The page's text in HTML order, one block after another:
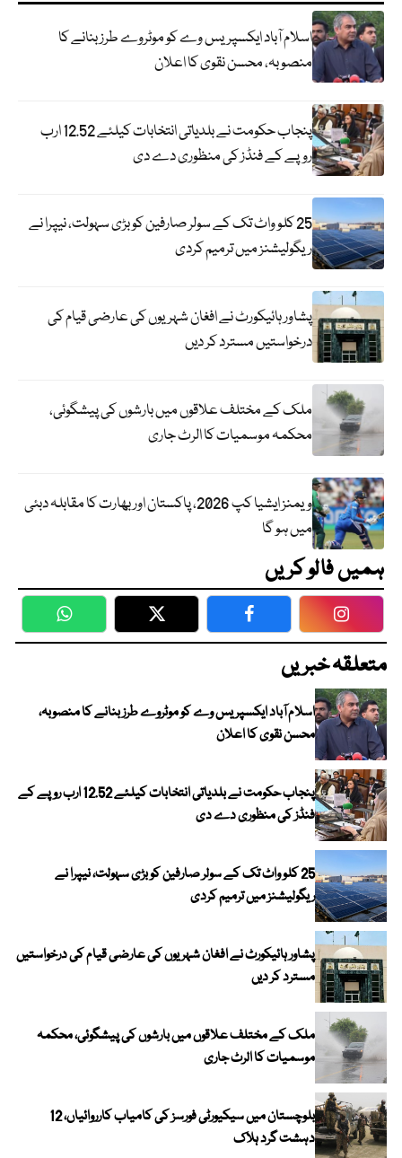
اسلام آباد ایکسپریس وے کو موٹروے طرز بنانے کا
منصوبہ، محسن نقوی کا اعلان
پنجاب حکومت نے بلدیاتی انتخابات کیلئے 12.52 ارب
روپے کے فنڈز کی منظوری دے دی
25 کلو واٹ تک کے سولر صارفین کو بڑی سہولت، نیپرا نے
ریگولیشنز میں ترمیم کردی
پشاور ہائیکورٹ نے افغان شہریوں کی عارضی قیام کی
درخواستیں مسترد کر دیں
ملک کے مختلف علاقوں میں بارشوں کی پیشگوئی،
محکمہ موسمیات کا الرٹ جاری
ویمنز ایشیا کپ 2026، پاکستان اور بھارت کا مقابلہ دبئی
میں ہو گا
ہمیں فالو کریں
WhatsApp Twitter Facebook
متعلقہ خبریں
اسلام آباد ایکسپریس وے کو موٹروے طرز بنانے کا منصوبہ،
محسن نقوی کا اعلان
پنجاب حکومت نے بلدیاتی انتخابات کیلئے 12.52 ارب روپے کے
فنڈز کی منظوری دے دی
25 کلو واٹ تک کے سولر صارفین کو بڑی سہولت، نیپرا نے
ریگولیشنز میں ترمیم کردی
پشاور ہائیکورٹ نے افغان شہریوں کی عارضی قیام کی درخواستیں
مسترد کر دیں
ملک کے مختلف علاقوں میں بارشوں کی پیشگوئی، محکمہ
موسمیات کا الرٹ جاری
بلوچستان میں سیکیورٹی فورسز کی کامیاب کارروائیاں، 12
دہشت گرد ہلاک